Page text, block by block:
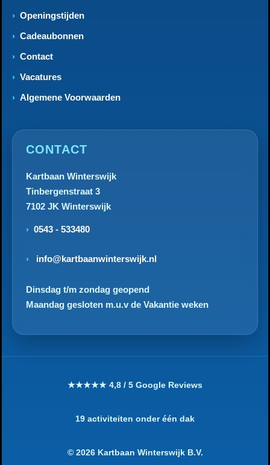
Openingstijden
Cadeaubonnen
Contact
Vacatures
Algemene Voorwaarden
CONTACT
Kartbaan Winterswijk
Tinbergenstraat 3
7102 JK Winterswijk
0543 - 533480
info@kartbaanwinterswijk.nl
Dinsdag t/m zondag geopend
Maandag gesloten m.u.v de Vakantie weken
★★★★★ 4,8 / 5 Google Reviews
19 activiteiten onder één dak
© 2026 Kartbaan Winterswijk B.V.